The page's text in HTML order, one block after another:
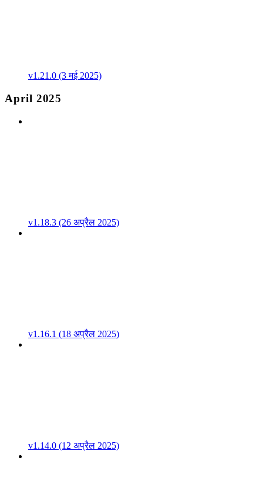
v1.21.0 (3 मई 2025)
April 2025
v1.18.3 (26 अप्रैल 2025)
v1.16.1 (18 अप्रैल 2025)
v1.14.0 (12 अप्रैल 2025)